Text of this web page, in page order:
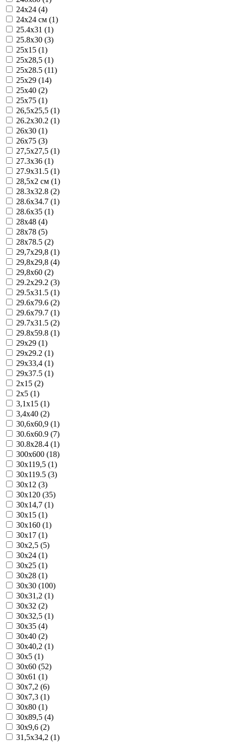
24x24 (4)
24x24 см (1)
25.4x31 (1)
25.8x30 (3)
25x15 (1)
25x28,5 (1)
25x28.5 (11)
25x29 (14)
25x40 (2)
25x75 (1)
26,5x25,5 (1)
26.2x30.2 (1)
26x30 (1)
26x75 (3)
27,5x27,5 (1)
27.3x36 (1)
27.9x31.5 (1)
28,5x2 см (1)
28.3x32.8 (2)
28.6x34.7 (1)
28.6x35 (1)
28x48 (4)
28x78 (5)
28x78.5 (2)
29,7x29,8 (1)
29,8x29,8 (4)
29,8x60 (2)
29.2x29.2 (3)
29.5x31.5 (1)
29.6x79.6 (2)
29.6x79.7 (1)
29.7x31.5 (2)
29.8x59.8 (1)
29x29 (1)
29x29.2 (1)
29x33,4 (1)
29x37.5 (1)
2x15 (2)
2x5 (1)
3,1x15 (1)
3,4x40 (2)
30,6x60,9 (1)
30.6x60.9 (7)
30.8x28.4 (1)
300x600 (18)
30x119,5 (1)
30x119.5 (3)
30x12 (3)
30x120 (35)
30x14,7 (1)
30x15 (1)
30x160 (1)
30x17 (1)
30x2,5 (5)
30x24 (1)
30x25 (1)
30x28 (1)
30x30 (100)
30x31,2 (1)
30x32 (2)
30x32,5 (1)
30x35 (4)
30x40 (2)
30x40,2 (1)
30x5 (1)
30x60 (52)
30x61 (1)
30x7,2 (6)
30x7,3 (1)
30x80 (1)
30x89,5 (4)
30x9,6 (2)
31,5x34,2 (1)